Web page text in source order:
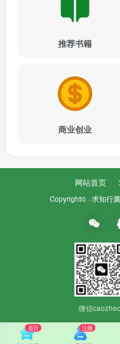
推荐书籍
商业创业
网站首页
Copyright© · 求知行
微信
首页 注册